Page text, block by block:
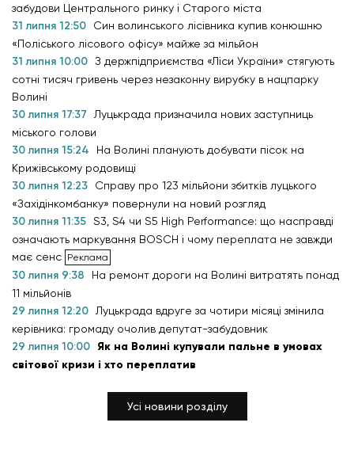
забудови Центрального ринку і Старого міста
31 липня 12:50
Син волинського лісівника купив конюшню
«Поліського лісового офісу» майже за мільйон
31 липня 10:00 З держпідприємства «Ліси України» стягують
сотні тисяч гривень через незаконну вирубку в нацпарку
Волині
30 липня 17:37
Луцькрада призначила нових заступниць
міського голови
30 липня 15:24
На Волині планують добувати пісок на
Крижівському родовищі
30 липня 12:23
Справу про 123 мільйони збитків луцького
«Західінкомбанку» повернули на новий розгляд
30 липня 11:35 S3, S4 чи S5 High Performance: що насправді
означають маркування BOSCH і чому переплата не завжди
має сенс
30 липня 9:38
На ремонт дороги на Волині витратять понад
11 мільйонів
29 липня 12:20
Луцькрада вдруге за чотири місяці змінила
керівника: громаду очолив депутат-забудовник
29 липня 10:00 Як на Волині купували пальне в умовах
світової кризи і хто переплатив
Усі новини розділу